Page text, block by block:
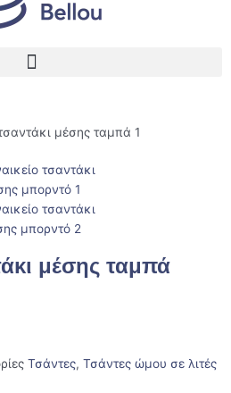
Menu
μέσης ταμπά
Τσάντες, Τσάντες ώμου σε λιτές